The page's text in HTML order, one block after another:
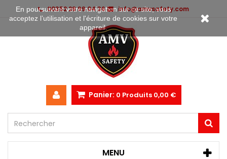
00352 28 99 04 36 info@amvsafety.com
Panier: 0 Produits 0,00 €
MENU
En poursuivant votre navigation sur ce site, vous
acceptez l’utilisation et l'écriture de cookies sur votre
appareil.